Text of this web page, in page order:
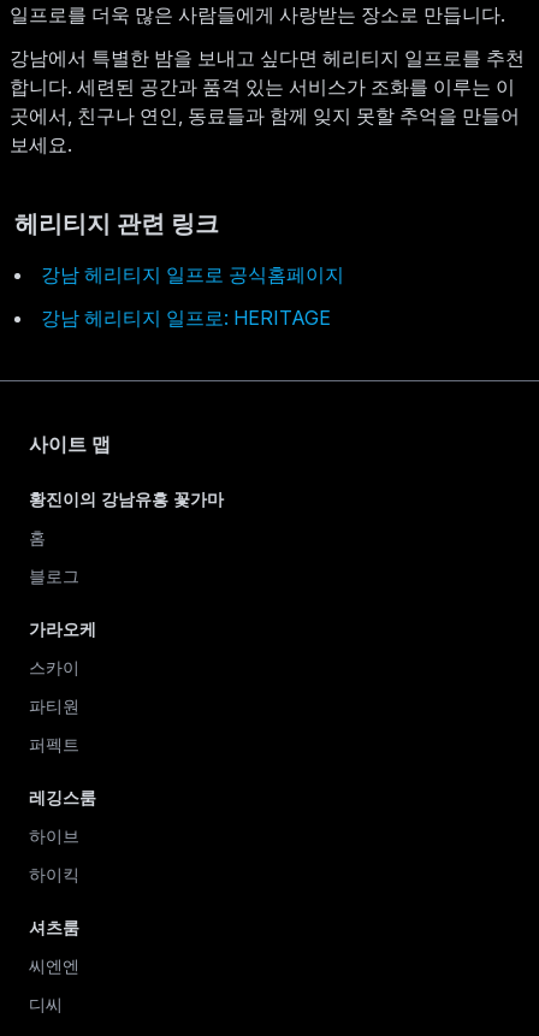
일프로를 더욱 많은 사람들에게 사랑받는 장소로 만듭니다.
강남에서 특별한 밤을 보내고 싶다면 헤리티지 일프로를 추천
합니다. 세련된 공간과 품격 있는 서비스가 조화를 이루는 이
곳에서, 친구나 연인, 동료들과 함께 잊지 못할 추억을 만들어
보세요.
헤리티지 관련 링크
강남 헤리티지 일프로 공식홈페이지
강남 헤리티지 일프로: HERITAGE
사이트 맵
황진이의 강남유흥 꽃가마
홈
블로그
가라오케
스카이
파티원
퍼펙트
레깅스룸
하이브
하이킥
셔츠룸
씨엔엔
디씨